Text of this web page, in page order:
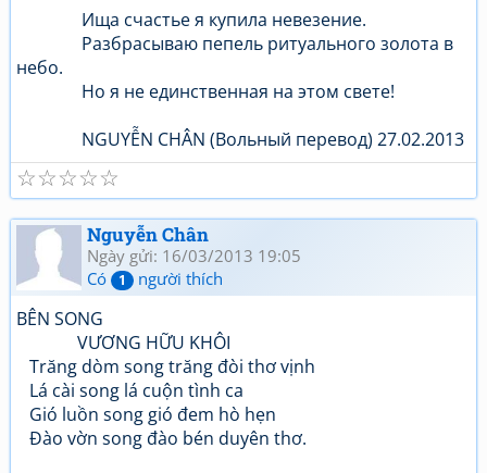
Ища счастье я купила невезение.
Разбрасываю пепель ритуального золота в
небо.
Но я не единственная на этом свете!
NGUYỄN CHÂN (Вольный перевод) 27.02.2013
☆
☆
☆
☆
☆
Nguyễn Chân
Ngày gửi: 16/03/2013 19:05
Có
1 người thích
BÊN SONG
VƯƠNG HỮU KHÔI
Trăng dòm song trăng đòi thơ vịnh
Lá cài song lá cuộn tình ca
Gió luồn song gió đem hò hẹn
Đào vờn song đào bén duyên thơ.